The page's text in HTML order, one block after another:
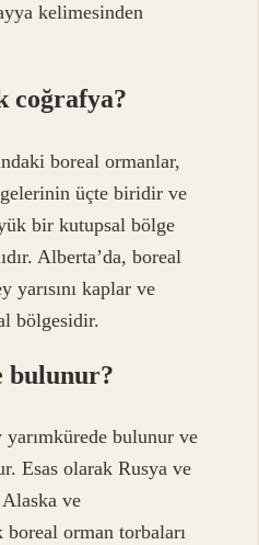
kelimesinden
coğrafya?
boreal ormanlar,
üçte biridir ve
bir kutupsal bölge
Alberta’da, boreal
yarısını kaplar ve
bölgesidir.
bulunur?
yarımkürede bulunur ve
Esas olarak Rusya ve
ve
boreal orman torbaları